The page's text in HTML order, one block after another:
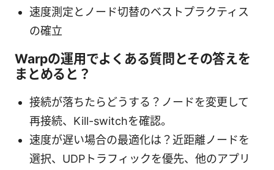
速度測定とノード切替のベストプラクティス
の確立
Warpの運用でよくある質問とその答えを
まとめると？
接続が落ちたらどうする？ノードを変更して
再接続、Kill-switchを確認。
速度が遅い場合の最適化は？近距離ノードを
選択、UDPトラフィックを優先、他のアプリ